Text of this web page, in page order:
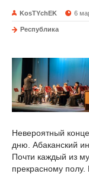
KosTYchEK 6
Республика
Невероятный
дню. Абаканский
Почти каждый из
прекрасному